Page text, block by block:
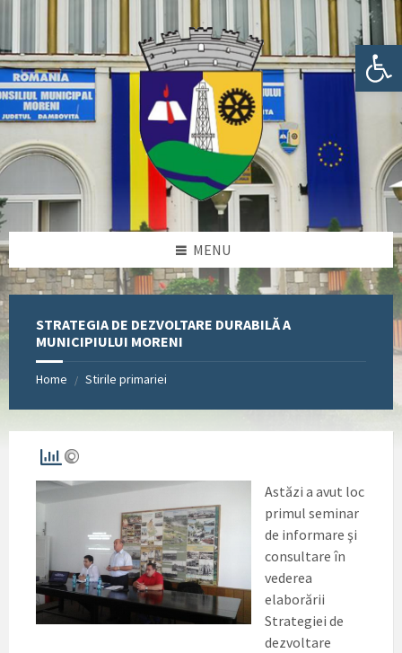
Deschide bara de unelte
sidebar
sidebar
MENU
STRATEGIA DE DEZVOLTARE DURABILĂ A
MUNICIPIULUI MORENI
Home / Stirile primariei
Astăzi a avut loc
primul seminar
de informare şi
consultare în
vederea
elaborării
Strategiei de
dezvoltare